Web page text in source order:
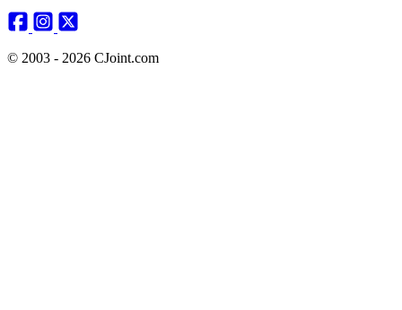
© 2003 - 2026 CJoint.com